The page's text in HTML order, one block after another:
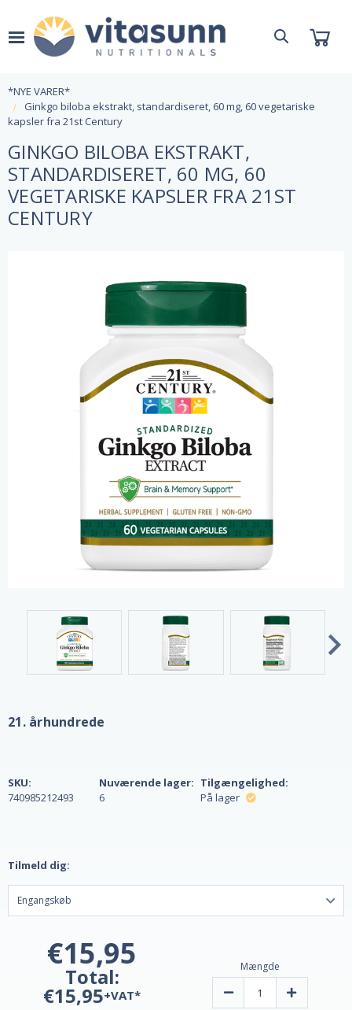
*NYE VARER*
Ginkgo biloba ekstrakt, standardiseret, 60 mg, 60 vegetariske
kapsler fra 21st Century
GINKGO BILOBA EKSTRAKT,
STANDARDISERET, 60 MG, 60
VEGETARISKE KAPSLER FRA 21ST
CENTURY
21. århundrede
SKU:
740985212493
Nuværende lager:
6
Tilgængelighed:
På lager
Tilmeld dig:
€15,95
Total:
€15,95+VAT*
Mængde
Reducer Øg